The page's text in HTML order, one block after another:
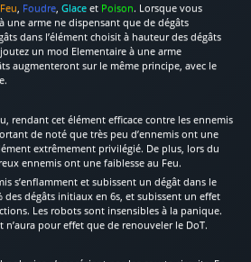
Feu, Foudre, Glace et Poison. Lorsque vous
une arme ne dispensant que de dégâts
dans l’élément choisit à hauteur des dégâts
un mod Elementaire à une arme
augmenteront sur le même principe, avec le
rendant cet élément efficace contre les ennemis
de noté que très peu d’ennemis ont une
extrêmement privilégié. De plus, lors du
ennemis ont une faiblesse au Feu.
s’enflamment et subissent un dégât dans le
des dégâts initiaux en 6s, et subissent un effet
Les robots sont insensibles à la panique.
n’aura pour effet que de renouveler le DoT.